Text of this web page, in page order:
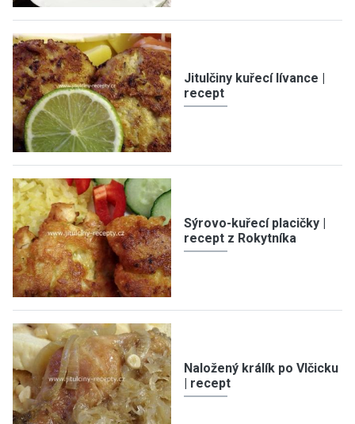
Jitulčiny kuřecí lívance |
recept
Sýrovo-kuřecí placičky |
recept z Rokytníka
Naložený králík po Vlčicku
| recept